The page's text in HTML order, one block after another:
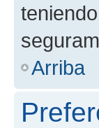
Arriba